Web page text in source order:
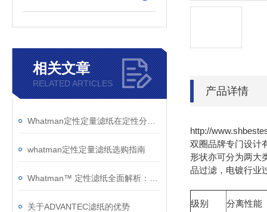
相关文章
RELATED ARTICLES
whatman定性定量滤纸选购指南
关于ADVANTEC滤纸的优势
产品详情
http://
双圈品牌专门设计
形状亦可分为两大
品过滤，电镀行业
级别
分离性能